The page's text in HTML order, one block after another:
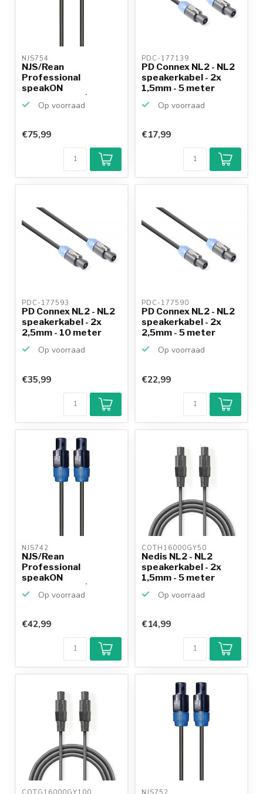
NJS754
NJS/Rean
Professional
speakON
speakerkabel | 2x
2,5mm | 1...
Op voorraad
€75,99
PDC-177139
PD Connex NL2 - NL2
speakerkabel - 2x
1,5mm - 5 meter
Op voorraad
€17,99
PDC-177593
PD Connex NL2 - NL2
speakerkabel - 2x
2,5mm - 10 meter
Op voorraad
€35,99
PDC-177590
PD Connex NL2 - NL2
speakerkabel - 2x
2,5mm - 5 meter
Op voorraad
€22,99
NJS742
NJS/Rean
Professional
speakON
speakerkabel | 2x
1,5mm | 6...
Op voorraad
€42,99
COTH16000GY50
Nedis NL2 - NL2
speakerkabel - 2x
1,5mm - 5 meter
Op voorraad
€14,99